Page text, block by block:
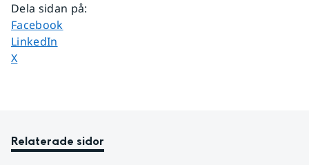
Dela sidan på:
Dela sidan på
Facebook
Dela sidan på
LinkedIn
Dela sidan på
X
Relaterade sidor